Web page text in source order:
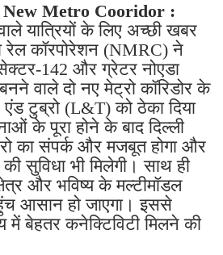
Metro Cooridor :
यात्रियों के लिए अच्छी खबर
रेल कॉरपोरेशन (NMRC) ने
142 और ग्रेटर नोएडा
वाले दो नए मेट्रो कॉरिडोर के
एंड टुब्रो (L&T) को ठेका दिया
के पूरा होने के बाद दिल्ली
का संपर्क और मजबूत होगा और
सुविधा भी मिलेगी। साथ ही
और भविष्य के मल्टीमॉडल
आसान हो जाएगा। इससे
में बेहतर कनेक्टिविटी मिलने की